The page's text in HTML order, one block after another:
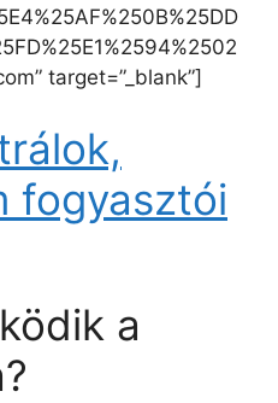
target=”_blank”]
fogyasztói
a